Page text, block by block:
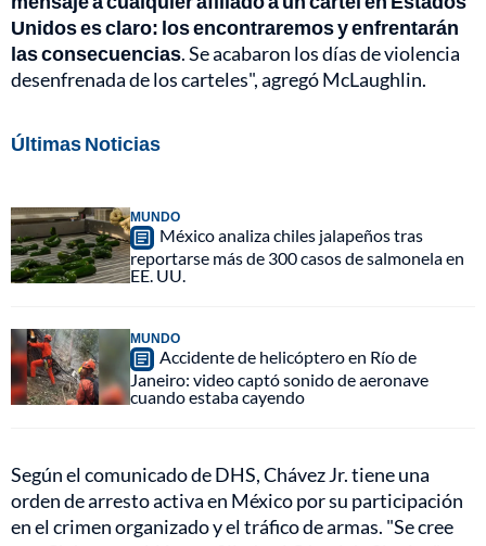
Unidos es claro: los encontraremos y enfrentarán
las consecuencias. Se acabaron los días de violencia
desenfrenada de los carteles", agregó McLaughlin.
Últimas Noticias
MUNDO
México analiza chiles jalapeños tras
reportarse más de 300 casos de salmonela en
EE. UU.
MUNDO
Accidente de helicóptero en Río de
Janeiro: video captó sonido de aeronave
cuando estaba cayendo
Según el comunicado de DHS, Chávez Jr. tiene una
orden de arresto activa en México por su participación
en el crimen organizado y el tráfico de armas. "Se cree